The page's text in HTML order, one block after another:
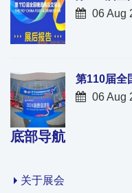
06 Aug
第110届全
06 Aug
底部导航
关于展会